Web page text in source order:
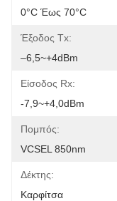
0°C Έως 70°C
Έξοδος Tx:
–6,5~+4dBm
Είσοδος Rx:
-7,9~+4,0dBm
Πομπός:
VCSEL 850nm
Δέκτης:
Καρφίτσα